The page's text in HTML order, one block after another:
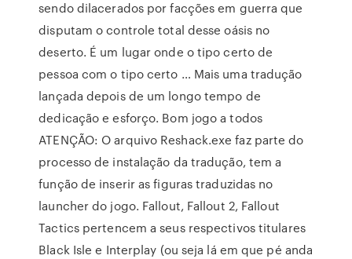
sendo dilacerados por facções em guerra que
disputam o controle total desse oásis no
deserto. É um lugar onde o tipo certo de
pessoa com o tipo certo … Mais uma tradução
lançada depois de um longo tempo de
dedicação e esforço. Bom jogo a todos
ATENÇÃO: O arquivo Reshack.exe faz parte do
processo de instalação da tradução, tem a
função de inserir as figuras traduzidas no
launcher do jogo. Fallout, Fallout 2, Fallout
Tactics pertencem a seus respectivos titulares
Black Isle e Interplay (ou seja lá em que pé anda